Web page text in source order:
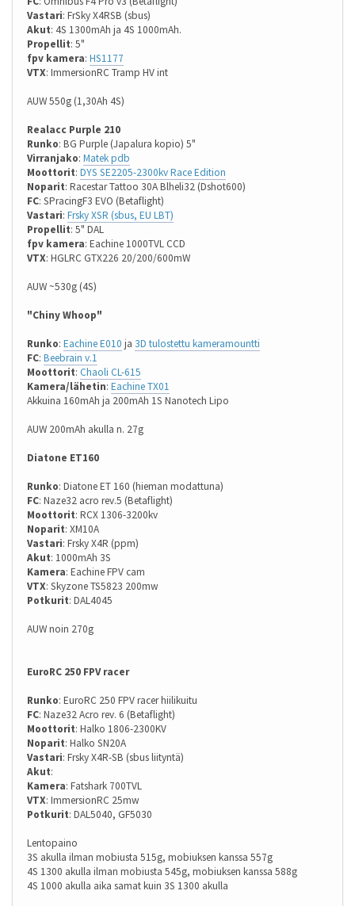
Vastari: FrSky X4RSB (sbus)
Akut: 4S 1300mAh ja 4S 1000mAh.
Propellit: 5"
fpv kamera: HS1177
VTX: ImmersionRC Tramp HV int
AUW 550g (1,30Ah 4S)
Realacc Purple 210
Runko: BG Purple (Japalura kopio) 5"
Virranjako: Matek pdb
Moottorit: DYS SE2205-2300kv Race Edition
Noparit: Racestar Tattoo 30A Blheli32 (Dshot600)
FC: SPracingF3 EVO (Betaflight)
Vastari: Frsky XSR (sbus, EU LBT)
Propellit: 5" DAL
fpv kamera: Eachine 1000TVL CCD
VTX: HGLRC GTX226 20/200/600mW
AUW ~530g (4S)
"Chiny Whoop"
Runko: Eachine E010 ja 3D tulostettu kameramountti
FC: Beebrain v.1
Moottorit: Chaoli CL-615
Kamera/lähetin: Eachine TX01
Akkuina 160mAh ja 200mAh 1S Nanotech Lipo
AUW 200mAh akulla n. 27g
Diatone ET160
Runko: Diatone ET 160 (hieman modattuna)
FC: Naze32 acro rev.5 (Betaflight)
Moottorit: RCX 1306-3200kv
Noparit: XM10A
Vastari: Frsky X4R (ppm)
Akut: 1000mAh 3S
Kamera: Eachine FPV cam
VTX: Skyzone TS5823 200mw
Potkurit: DAL4045
AUW noin 270g
EuroRC 250 FPV racer
Runko: EuroRC 250 FPV racer hiilikuitu
FC: Naze32 Acro rev. 6 (Betaflight)
Moottorit: Halko 1806-2300KV
Noparit: Halko SN20A
Vastari: Frsky X4R-SB (sbus liityntä)
Akut:
Kamera: Fatshark 700TVL
VTX: ImmersionRC 25mw
Potkurit: DAL5040, GF5030
Lentopaino
3S akulla ilman mobiusta 515g, mobiuksen kanssa 557g
4S 1300 akulla ilman mobiusta 545g, mobiuksen kanssa 588g
4S 1000 akulla aika samat kuin 3S 1300 akulla